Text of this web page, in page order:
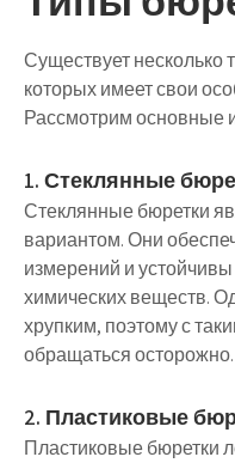
Существует несколько
которых имеет свои
Рассмотрим основные
1. Стеклянные
Стеклянные бюретки
вариантом. Они
измерений и
химических веществ.
хрупким, поэтому с
обращаться осторожно.
2. Пластиковые
Пластиковые бюретки